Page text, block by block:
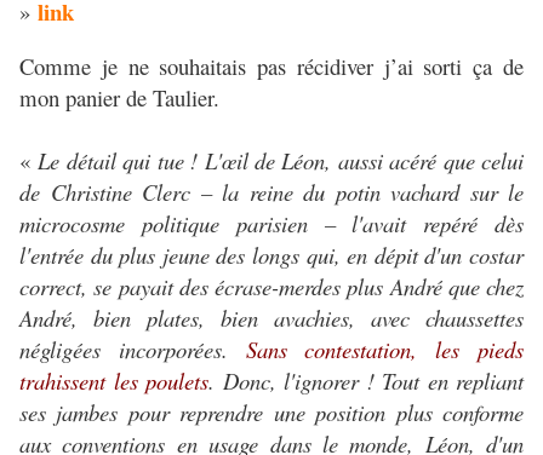
» link
Comme je ne souhaitais pas récidiver j’ai sorti ça de
mon panier de Taulier.
«Le détail qui tue ! L'œil de Léon, aussi acéré que celui
de Christine Clerc – la reine du potin vachard sur le
microcosme politique parisien – l'avait repéré dès
l'entrée du plus jeune des longs qui, en dépit d'un costar
correct, se payait des écrase-merdes plus André que chez
André, bien plates, bien avachies, avec chaussettes
négligées incorporées. Sans contestation, les pieds
trahissent les poulets. Donc, l'ignorer ! Tout en repliant
ses jambes pour reprendre une position plus conforme
aux conventions en usage dans le monde, Léon, d'un